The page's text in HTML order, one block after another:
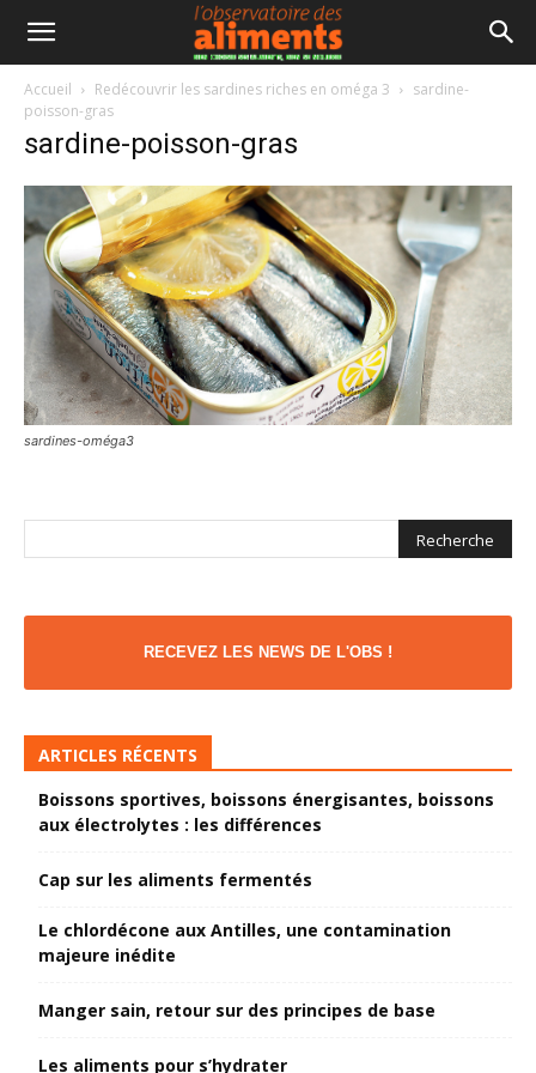
Accueil Redécouvrir les sardines riches en oméga 3
sardine-
poisson-gras
sardine-poisson-gras
sardines-oméga3
RECEVEZ LES NEWS DE L'OBS !
ARTICLES RÉCENTS
Boissons sportives, boissons énergisantes, boissons
aux électrolytes : les différences
Cap sur les aliments fermentés
Le chlordécone aux Antilles, une contamination
majeure inédite
Manger sain, retour sur des principes de base
Les aliments pour s’hydrater